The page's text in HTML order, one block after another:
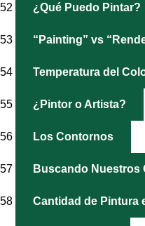
52 ¿Qué Puedo Pintar?
53 “Painting” vs
54 Temperatura del
55 ¿Pintor o Artista?
56 Los Contornos
57 Buscando Nuestros
58 Cantidad de Pintura